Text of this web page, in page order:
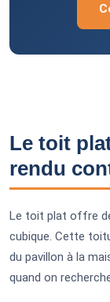
Le toit
rendu
Le toit plat offre
cubique. Cette
du pavillon à la
quand on